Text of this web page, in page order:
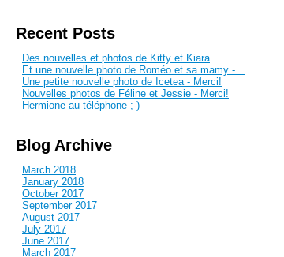
Recent Posts
Des nouvelles et photos de Kitty et Kiara
Et une nouvelle photo de Roméo et sa mamy -...
Une petite nouvelle photo de Icetea - Merci!
Nouvelles photos de Féline et Jessie - Merci!
Hermione au téléphone ;-)
Blog Archive
March 2018
January 2018
October 2017
September 2017
August 2017
July 2017
June 2017
March 2017